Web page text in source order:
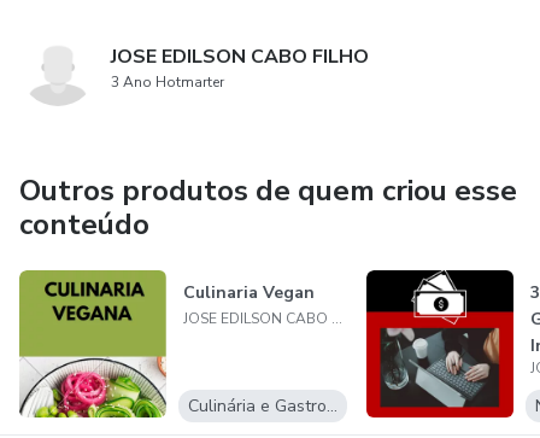
as decisões de investimento e ajudar os investidores a
tomar decisões mais informadas e fundamentadas.
JOSE EDILSON CABO FILHO
3 Ano Hotmarter
Outros produtos de quem criou esse
conteúdo
Culinaria Vegan
JOSE EDILSON CABO FILHO
Culinária e Gastronomia